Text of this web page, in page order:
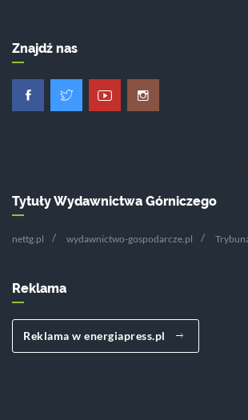
Znajdź nas
Tytuły Wydawnictwa Górniczego
nettg.pl wydawnictwo-gospodarcze.pl
Reklama
Reklama w energiapress.pl